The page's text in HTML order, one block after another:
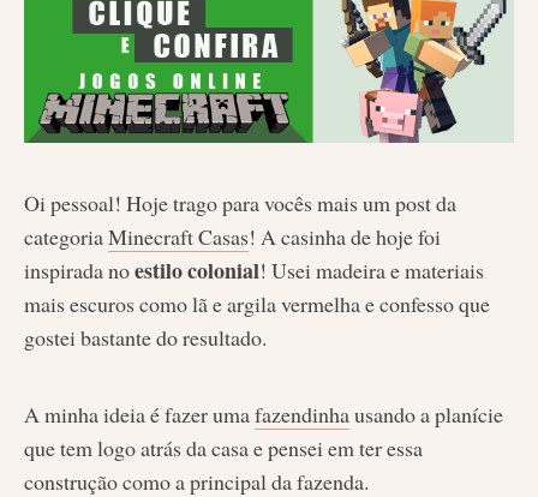
Oi pessoal! Hoje trago para vocês mais um post da
categoriaMinecraft Casas! A casinha de hoje foi
inspirada noestilo colonial! Usei madeira e materiais
mais escuros como lã e argila vermelha e confesso que
gostei bastante do resultado.
A minha ideia é fazer umafazendinhausando a planície
que tem logo atrás da casa e pensei em ter essa
construção como a principal da fazenda.